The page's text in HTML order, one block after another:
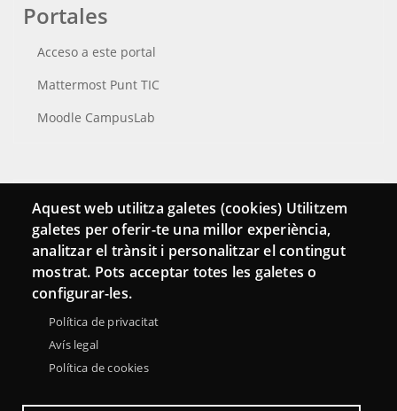
Portales
Acceso a este portal
Mattermost Punt TIC
Moodle CampusLab
Conecta
Contacto
Hemeroteca
Aquest web utilitza galetes (cookies) Utilitzem
galetes per oferir-te una millor experiència,
analitzar el trànsit i personalitzar el contingut
mostrat. Pots acceptar totes les galetes o
configurar-les.
Política de privacitat
Avís legal
Política de cookies